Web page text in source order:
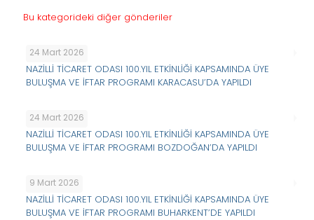
Bu kategorideki diğer gönderiler
24 Mart 2026
NAZİLLİ TİCARET ODASI 100.YIL ETKİNLİĞİ KAPSAMINDA ÜYE
BULUŞMA VE İFTAR PROGRAMI KARACASU’DA YAPILDI
24 Mart 2026
NAZİLLİ TİCARET ODASI 100.YIL ETKİNLİĞİ KAPSAMINDA ÜYE
BULUŞMA VE İFTAR PROGRAMI BOZDOĞAN’DA YAPILDI
9 Mart 2026
NAZİLLİ TİCARET ODASI 100.YIL ETKİNLİĞİ KAPSAMINDA ÜYE
BULUŞMA VE İFTAR PROGRAMI BUHARKENT’DE YAPILDI